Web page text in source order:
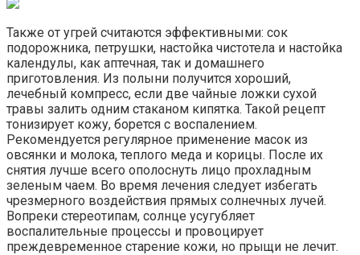
Также от угрей считаются эффективными: сок
подорожника, петрушки, настойка чистотела и настойка
календулы, как аптечная, так и домашнего
приготовления. Из полыни получится хороший,
лечебный компресс, если две чайные ложки сухой
травы залить одним стаканом кипятка. Такой рецепт
тонизирует кожу, борется с воспалением.
Рекомендуется регулярное применение масок из
овсянки и молока, теплого меда и корицы. После их
снятия лучше всего ополоснуть лицо прохладным
зеленым чаем. Во время лечения следует избегать
чрезмерного воздействия прямых солнечных лучей.
Вопреки стереотипам, солнце усугубляет
воспалительные процессы и провоцирует
преждевременное старение кожи, но прыщи не лечит.